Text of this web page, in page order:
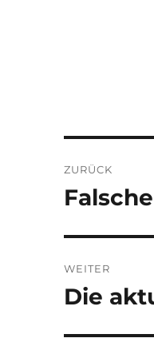
ZURÜCK
Vorheriger
WEITER
Nächster
Die